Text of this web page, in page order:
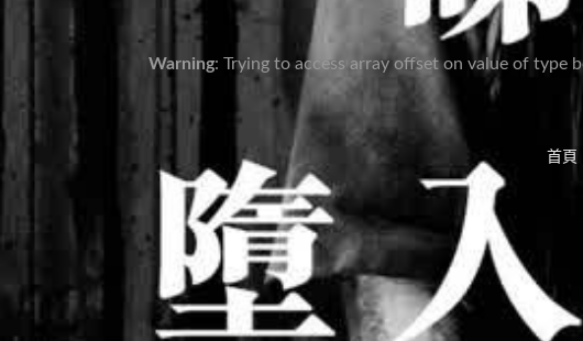
Warning: Trying to access array offset on value of type
首頁